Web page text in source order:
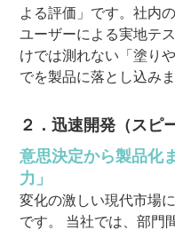
よる評価」です。社内
ユーザーによる実地テ
けでは測れない「塗り
でを製品に落とし込みま
２．迅速開発（スピ
意思決定から製品化
力」
変化の激しい現代市場
です。 当社では、部門